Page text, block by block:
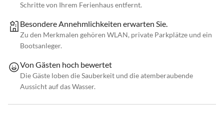
Schritte von Ihrem Ferienhaus entfernt.
Besondere Annehmlichkeiten erwarten Sie.
Zu den Merkmalen gehören WLAN, private Parkplätze und ein
Bootsanleger.
Von Gästen hoch bewertet
Die Gäste loben die Sauberkeit und die atemberaubende
Aussicht auf das Wasser.